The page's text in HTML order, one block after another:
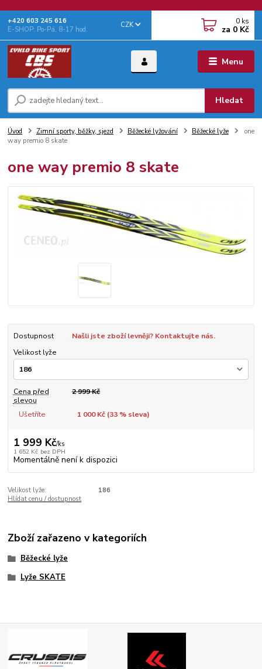
Menu
CZK
Hledat
+‭420 603 245 616‬
E-SHOP: Po-Pá, 8-17 hod.
0 ks
za 0 Kč
Úvod Zimní sporty, běžky, sjezd Běžecké lyžování Běžecké lyže
one
way premio 8 skate
one way premio 8 skate
Dostupnost
Našli jste zboží levněji? Kontaktujte nás.
Velikost lyže
Cena před
slevou
2 999 Kč
Ušetříte 1 000 Kč (33% sleva)
1 999 Kč/ks
1 652 Kč bez DPH
Momentálně není k dispozici
Velikost lyže:
186
Hlídat cenu / dostupnost
Zboží zařazeno v kategoriích
Běžecké lyže
Lyže SKATE